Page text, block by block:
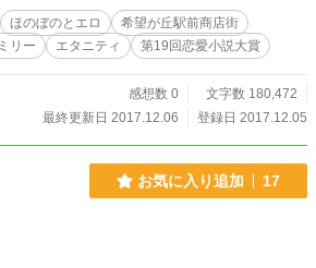
ほのぼのとエロ
希望が丘駅前商店街
リー エタニティ 第19回恋愛小説大賞
感想数 0
文字数 180,472
最終更新日 2017.12.06
登録日 2017.12.05
お気に入り追加 17